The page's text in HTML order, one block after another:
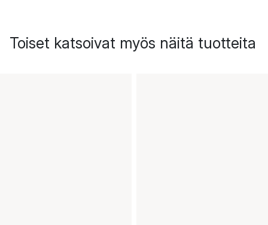
Toiset katsoivat myös näitä tuotteita